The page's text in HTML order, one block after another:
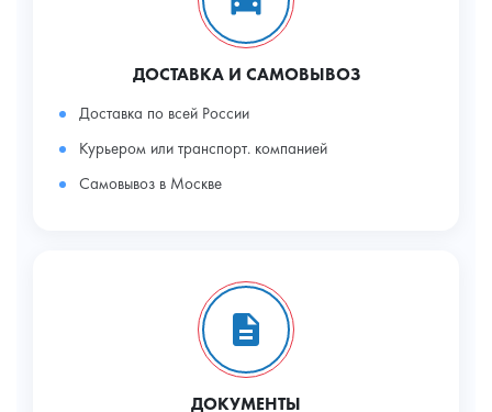
ДОСТАВКА И САМОВЫВОЗ
Доставка по всей России
Курьером или транспорт. компанией
Самовывоз в Москве
ДОКУМЕНТЫ